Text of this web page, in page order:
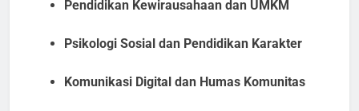
Pendidikan Kewirausahaan dan UMKM
Psikologi Sosial dan Pendidikan Karakter
Komunikasi Digital dan Humas Komunitas